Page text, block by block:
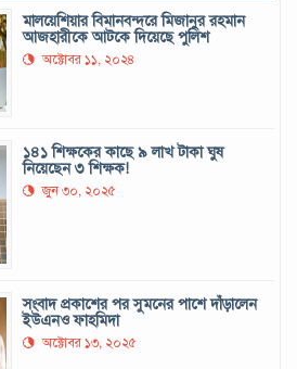
মালয়েশিয়ার বিমানবন্দরে মিজানুর রহমান
আজহারীকে আটকে দিয়েছে পুলিশ
অক্টোবর ১১, ২০২৪
১৪১ শিক্ষকের কাছে ৯ লাখ টাকা ঘুষ
নিয়েছেন ৩ শিক্ষক!
জুন ৩০, ২০২৫
সংবাদ প্রকাশের পর সুমনের পাশে দাঁড়ালেন
ইউএনও ফাহমিদা
অক্টোবর ১৩, ২০২৫